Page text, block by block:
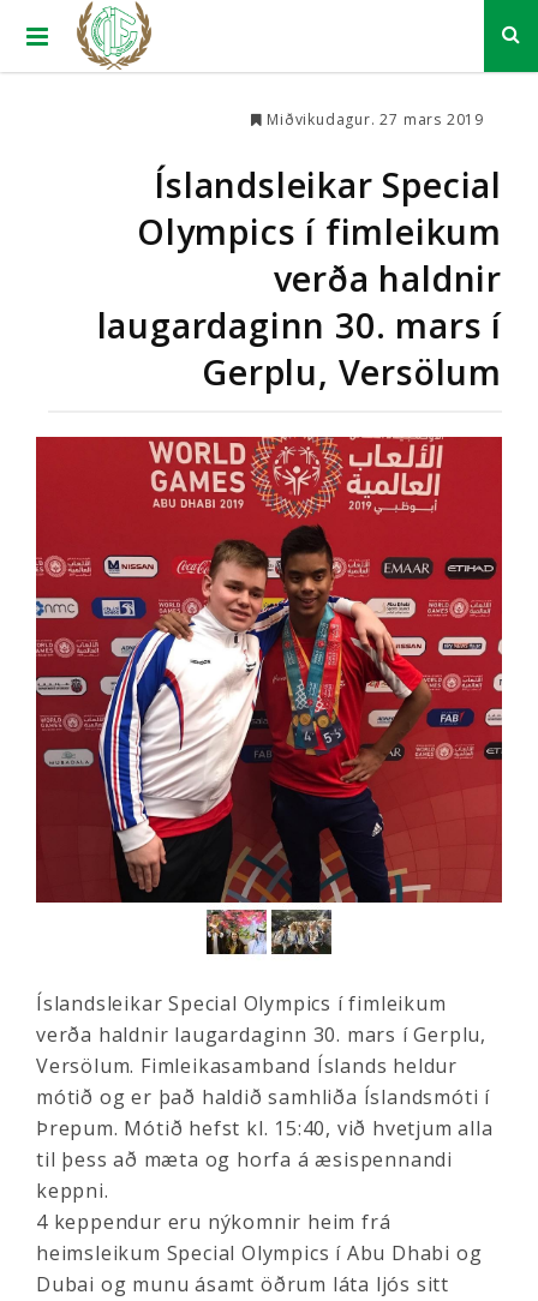
Miðvikudagur. 27 mars 2019
Íslandsleikar Special
Olympics í fimleikum
verða haldnir
laugardaginn 30. mars í
Gerplu, Versölum
Íslandsleikar Special Olympics í fimleikum
verða haldnir laugardaginn 30. mars í Gerplu,
Versölum. Fimleikasamband Íslands heldur
mótið og er það haldið samhliða Íslandsmóti í
Þrepum. Mótið hefst kl. 15:40, við hvetjum alla
til þess að mæta og horfa á æsispennandi
keppni.
4 keppendur eru nýkomnir heim frá
heimsleikum Special Olympics í Abu Dhabi og
Dubai og munu ásamt öðrum láta ljós sitt